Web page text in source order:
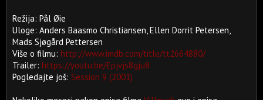
Režija: Pål Øie
Uloge: Anders Baasmo Christiansen, Ellen Dorrit Petersen,
Mads Sjøgård Pettersen
Više o filmu: http://www.imdb.com/title/tt2664880/
Trailer: https://youtu.be/Epjvjs8gju8
Pogledajte još: Session 9 (2001)